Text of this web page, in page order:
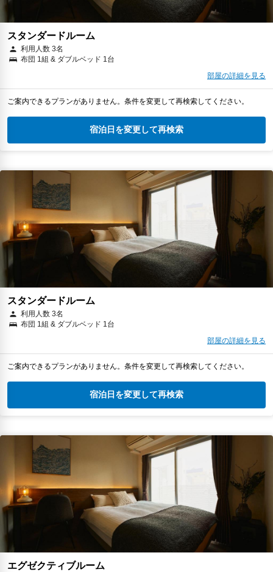
スタンダードルーム
利用人数 3名
布団 1組 & ダブルベッド 1台
部屋の詳細を見る
ご案内できるプランがありません。条件を変更して再検索してください。
宿泊日を変更して再検索
スタンダードルーム
利用人数 3名
布団 1組 & ダブルベッド 1台
部屋の詳細を見る
ご案内できるプランがありません。条件を変更して再検索してください。
宿泊日を変更して再検索
エグゼクティブルーム